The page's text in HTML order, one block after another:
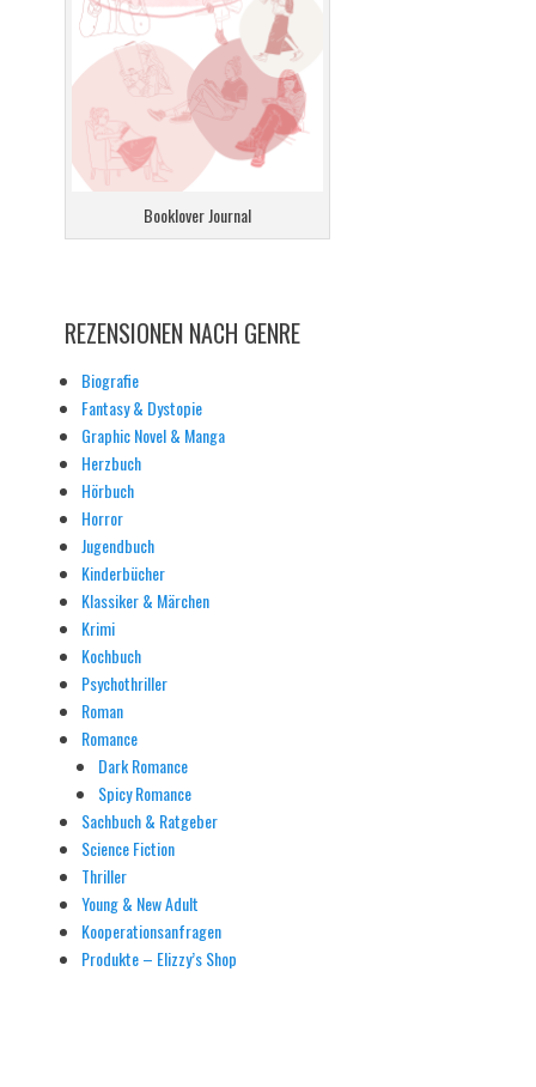
Booklover Journal
REZENSIONEN NACH GENRE
Biografie
Fantasy & Dystopie
Graphic Novel & Manga
Herzbuch
Hörbuch
Horror
Jugendbuch
Kinderbücher
Klassiker & Märchen
Krimi
Kochbuch
Psychothriller
Roman
Romance
Dark Romance
Spicy Romance
Sachbuch & Ratgeber
Science Fiction
Thriller
Young & New Adult
Kooperationsanfragen
Produkte – Elizzy’s Shop